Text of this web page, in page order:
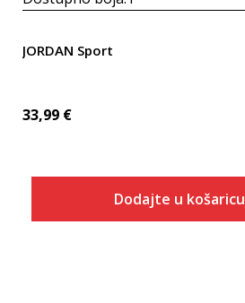
JORDAN Sport
33,99 €
Dodajte u košaricu